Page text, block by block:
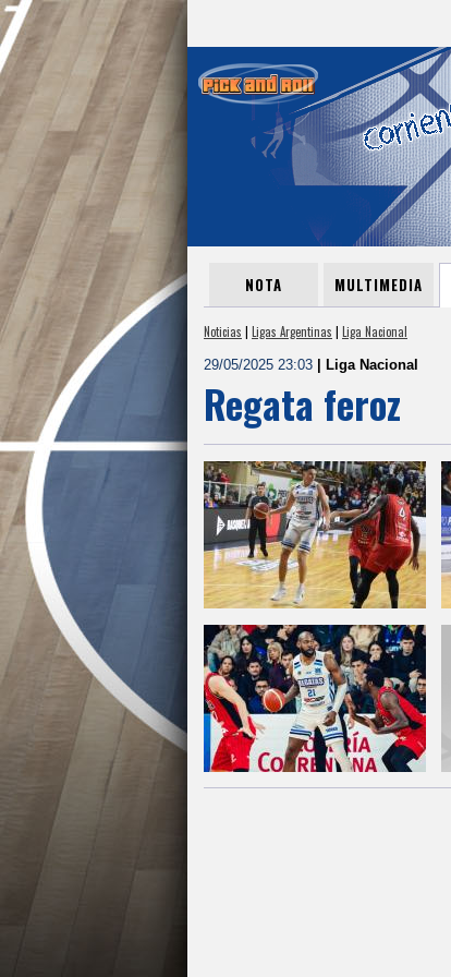
NOTA MULTIMEDIA
Noticias | Ligas Argentinas | Liga Nacional
29/05/2025 23:03 | Liga Nacional
Regata feroz